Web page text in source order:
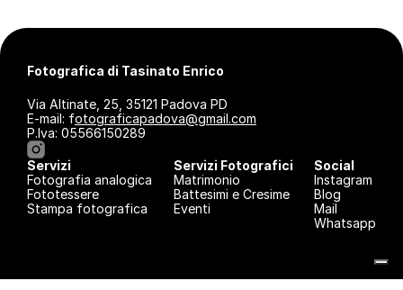
Servizi
Fotografia analogica
Fototessere
Stampa fotografica
Servizi Fotografici
Matrimonio
Battesimi e Cresime
Eventi
Social
Instagram
Blog
Mail
Whatsapp
Fotografica di Tasinato Enrico
Via Altinate, 25, 35121 Padova PD
E-mail: fotograficapadova@gmail.com
P.Iva: 05566150289